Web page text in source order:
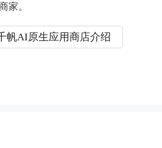
家。
帆AI原生应用商店介绍